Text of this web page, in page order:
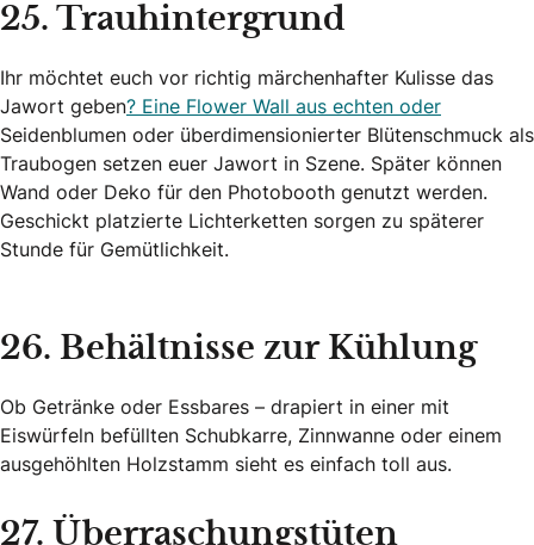
25. Trauhintergrund
Ihr möchtet euch vor richtig märchenhafter Kulisse das
Jawort geben? Eine Flower Wall aus echten oder
Seidenblumen oder überdimensionierter Blütenschmuck als
Traubogen setzen euer Jawort in Szene. Später können
Wand oder Deko für den Photobooth genutzt werden.
Geschickt platzierte Lichterketten sorgen zu späterer
Stunde für Gemütlichkeit.
26. Behältnisse zur Kühlung
Ob Getränke oder Essbares – drapiert in einer mit
Eiswürfeln befüllten Schubkarre, Zinnwanne oder einem
ausgehöhlten Holzstamm sieht es einfach toll aus.
27. Überraschungstüten